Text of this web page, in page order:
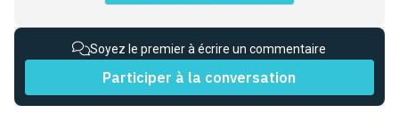
Soyez le premier à écrire un commentaire
Participer à la conversation